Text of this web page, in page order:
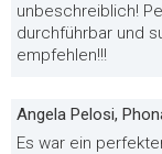
unbeschreiblich!
durchführbar und
empfehlen!!!
Angela Pelosi,
Es war ein